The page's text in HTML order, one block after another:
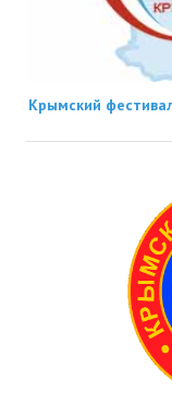
Крымский